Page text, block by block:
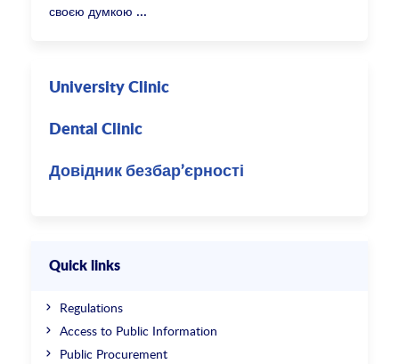
своєю думкою
University Clinic
Dental Clinic
Довідник безбар’єрності
Quick links
Regulations
Access to Public Information
Public Procurement